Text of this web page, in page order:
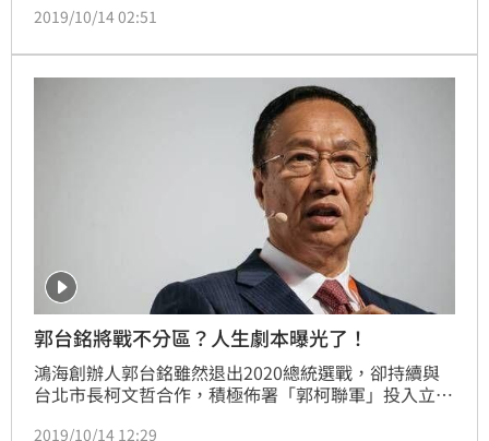
此，吳敦義今（14）日直言，郭台銘只要符合2項條
2019/10/14 02:51
郭台銘將戰不分區？人生劇本曝光了！
鴻海創辦人郭台銘雖然退出2020總統選戰，卻持續與
台北市長柯文哲合作，積極佈署「郭柯聯軍」投入立委
2019/10/14 12:29